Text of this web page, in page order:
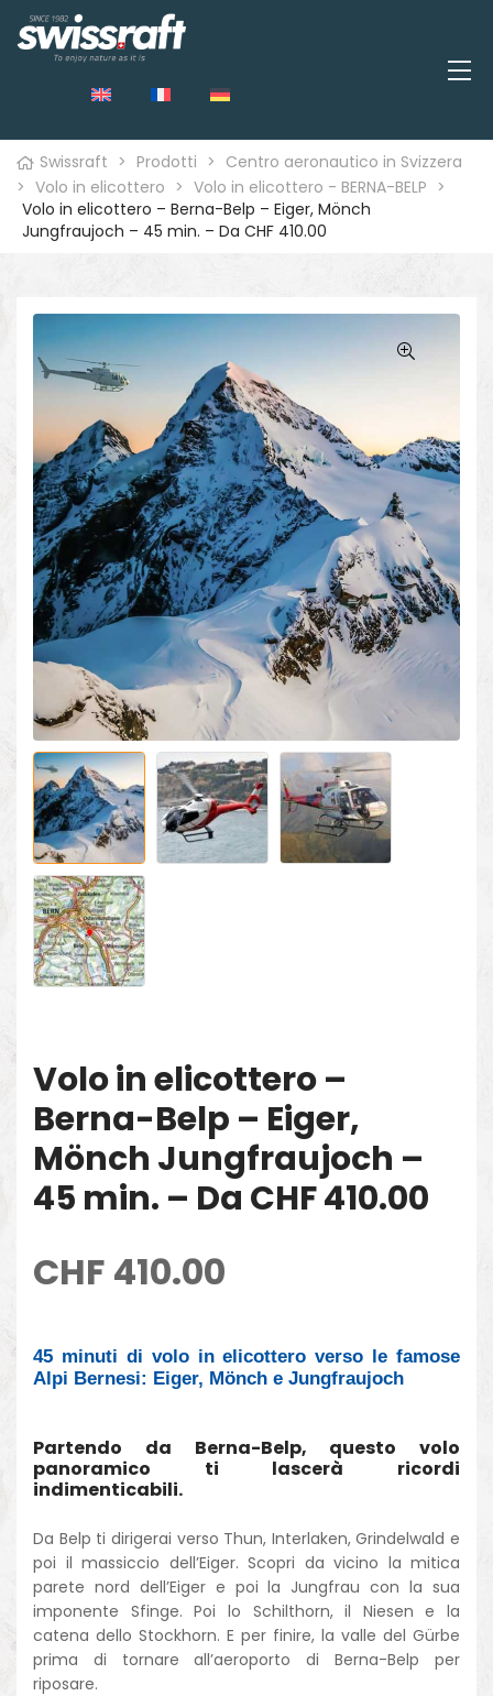
Swissraft > Prodotti > Centro aeronautico in Svizzera
> Volo in elicottero > Volo in elicottero - BERNA-BELP >
Volo in elicottero – Berna-Belp – Eiger, Mönch
Jungfraujoch – 45 min. – Da CHF 410.00
Volo in elicottero –
Berna-Belp – Eiger,
Mönch Jungfraujoch –
45 min. – Da CHF 410.00
CHF 410.00
45 minuti di volo in elicottero verso le famose
Alpi Bernesi: Eiger, Mönch e Jungfraujoch
Partendo da Berna-Belp, questo volo
panoramico ti lascerà ricordi
indimenticabili.
Da Belp ti dirigerai verso Thun, Interlaken, Grindelwald e
poi il massiccio dell’Eiger. Scopri da vicino la mitica
parete nord dell’Eiger e poi la Jungfrau con la sua
imponente Sfinge. Poi lo Schilthorn, il Niesen e la
catena dello Stockhorn. E per finire, la valle del Gürbe
prima di tornare all’aeroporto di Berna-Belp per
riposare.